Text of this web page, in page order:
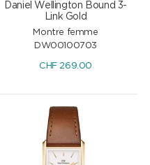
Daniel Wellington Bound 3-
Link Gold
Montre femme
DW00100703
CHF 269.00